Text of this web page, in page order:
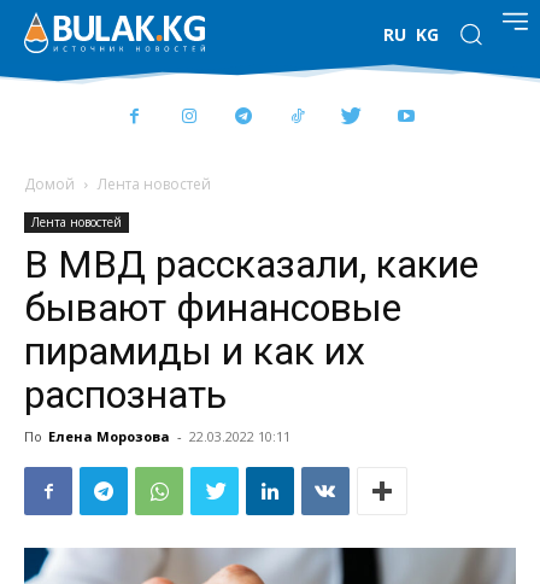
RU KG
Домой Лента новостей
Лента новостей
В МВД рассказали, какие
бывают финансовые
пирамиды и как их
распознать
По Елена Морозова - 22.03.2022 10:11